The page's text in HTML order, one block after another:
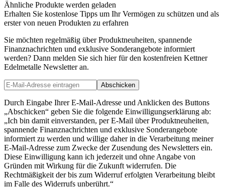
Ähnliche Produkte werden geladen
Erhalten Sie kostenlose Tipps um Ihr Vermögen zu schützen und als
erster von neuen Produkten zu erfahren
Sie möchten regelmäßig über Produktneuheiten, spannende
Finanznachrichten und exklusive Sonderangebote informiert
werden? Dann melden Sie sich hier für den kostenfreien Kettner
Edelmetalle Newsletter an.
Abschicken
Durch Eingabe Ihrer E-Mail-Adresse und Anklicken des Buttons
„Abschicken“ geben Sie die folgende Einwilligungserklärung ab:
„Ich bin damit einverstanden, per E-Mail über Produktneuheiten,
spannende Finanznachrichten und exklusive Sonderangebote
informiert zu werden und willige daher in die Verarbeitung meiner
E-Mail-Adresse zum Zwecke der Zusendung des Newsletters ein.
Diese Einwilligung kann ich jederzeit und ohne Angabe von
Gründen mit Wirkung für die Zukunft widerrufen. Die
Rechtmäßigkeit der bis zum Widerruf erfolgten Verarbeitung bleibt
im Falle des Widerrufs unberührt.“